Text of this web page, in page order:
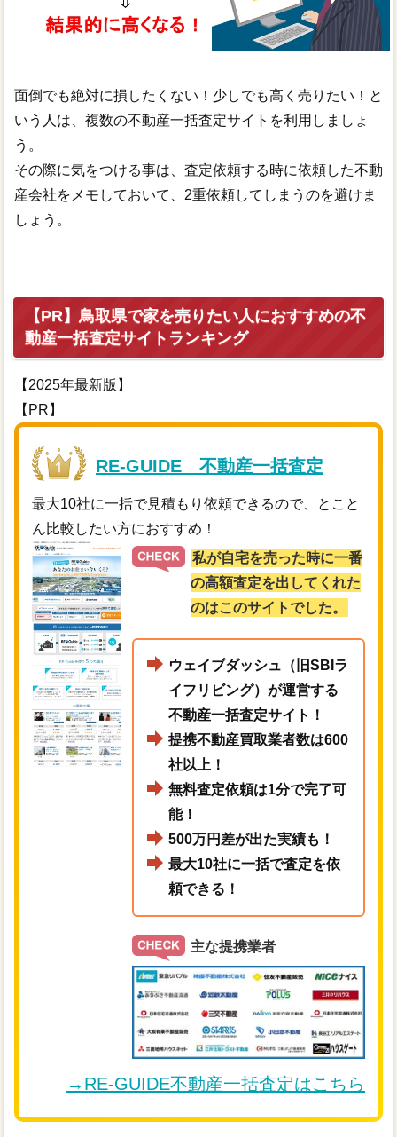
面倒でも絶対に損したくない！少しでも高く売りたい！と
いう人は、複数の不動産一括査定サイトを利用しましょ
う。
その際に気をつける事は、査定依頼する時に依頼した不動
産会社をメモしておいて、2重依頼してしまうのを避けま
しょう。
【PR】鳥取県で家を売りたい人におすすめの不
動産一括査定サイトランキング
【2025年最新版】
【PR】
RE-GUIDE 不動産一括査定
最大10社に一括で見積もり依頼できるので、とこと
ん比較したい方におすすめ！
私が自宅を売った時に一番
の高額査定を出してくれた
のはこのサイトでした。
ウェイブダッシュ（旧SBIラ
イフリビング）が運営する
不動産一括査定サイト！
提携不動産買取業者数は600
社以上！
無料査定依頼は1分で完了可
能！
500万円差が出た実績も！
最大10社に一括で査定を依
頼できる！
主な提携業者
→RE-GUIDE不動産一括査定はこちら